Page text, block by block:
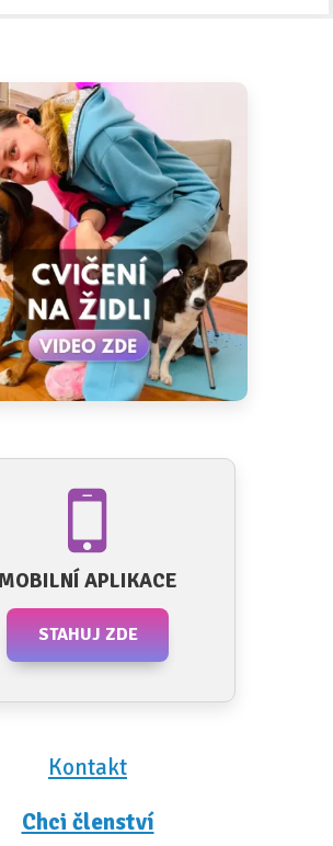
MOBILNÍ APLIKACE
STAHUJ ZDE
Kontakt
Chci členství